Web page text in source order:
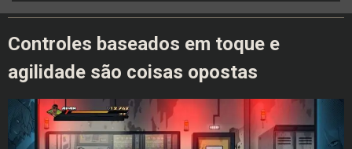
Controles baseados em toque e
agilidade são coisas opostas